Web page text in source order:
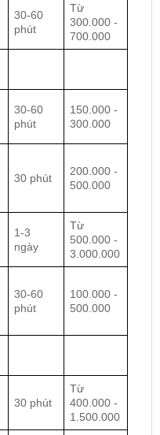
30-60
phút
Từ
300.000 -
700.000
30-60
phút
150.000 -
300.000
30 phút
200.000 -
500.000
1-3
ngày
Từ
500.000 -
3.000.000
30-60
phút
100.000 -
500.000
30 phút
Từ
400.000 -
1.500.000